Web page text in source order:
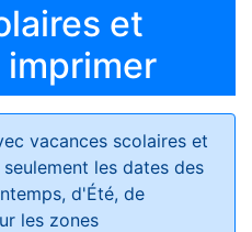
et
imprimer
vacances scolaires et
les dates des
d'Été, de
les zones